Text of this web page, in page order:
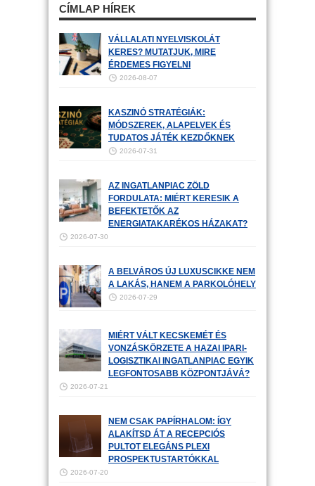
CÍMLAP HÍREK
VÁLLALATI NYELVISKOLÁT
KERES? MUTATJUK, MIRE
ÉRDEMES FIGYELNI
2026-08-07
KASZINÓ STRATÉGIÁK:
MÓDSZEREK, ALAPELVEK ÉS
TUDATOS JÁTÉK KEZDŐKNEK
2026-07-31
AZ INGATLANPIAC ZÖLD
FORDULATA: MIÉRT KERESIK A
BEFEKTETŐK AZ
ENERGIATAKARÉKOS HÁZAKAT?
2026-07-30
A BELVÁROS ÚJ LUXUSCIKKE NEM
A LAKÁS, HANEM A PARKOLÓHELY
2026-07-29
MIÉRT VÁLT KECSKEMÉT ÉS
VONZÁSKÖRZETE A HAZAI IPARI-
LOGISZTIKAI INGATLANPIAC EGYIK
LEGFONTOSABB KÖZPONTJÁVÁ?
2026-07-21
NEM CSAK PAPÍRHALOM: ÍGY
ALAKÍTSD ÁT A RECEPCIÓS
PULTOT ELEGÁNS PLEXI
PROSPEKTUSTARTÓKKAL
2026-07-20